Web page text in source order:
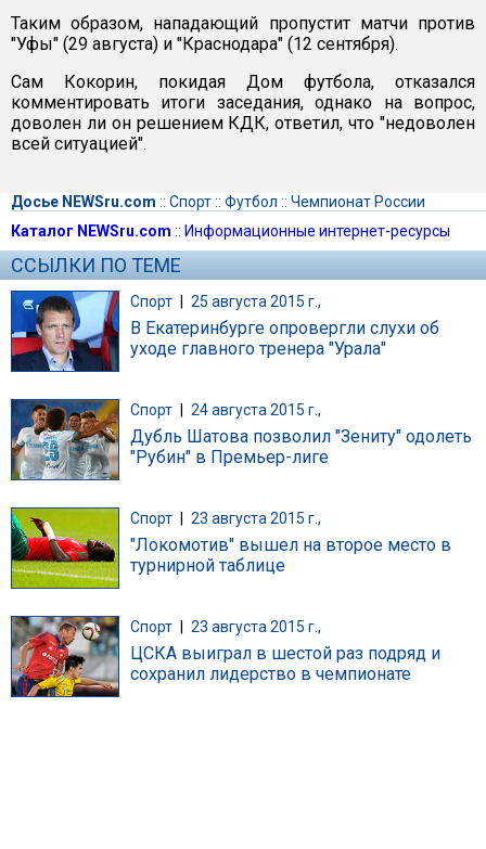
Таким образом, нападающий пропустит матчи против
"Уфы" (29 августа) и "Краснодара" (12 сентября).
Сам Кокорин, покидая Дом футбола, отказался
комментировать итоги заседания, однако на вопрос,
доволен ли он решением КДК, ответил, что "недоволен
всей ситуацией".
Досье NEWSru.com :: Спорт:: Футбол :: Чемпионат России
Каталог NEWSru.com :: Информационные интернет-ресурсы
ССЫЛКИ ПО ТЕМЕ
Спорт | 25 августа 2015 г.,
В Екатеринбурге опровергли слухи об
уходе главного тренера "Урала"
Спорт 24 августа 2015 г.,
Дубль Шатова позволил "Зениту" одолеть
"Рубин" в Премьер-лиге
Спорт 23 августа 2015 г.,
"Локомотив" вышел на второе место в
турнирной таблице
Спорт 23 августа 2015 г.,
ЦСКА выиграл в шестой раз подряд и
сохранил лидерство в чемпионате